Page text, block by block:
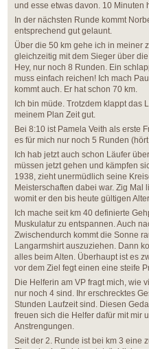
und esse etwas davon. 10 Minuten
In der nächsten Runde kommt
entsprechend gut gelaunt.
Über die 50 km gehe ich in meiner
gleichzeitig mit dem Sieger über
Hey, nur noch 8 Runden. Ein
muss einfach reichen! Ich mach
kommt auch. Er hat schon 70 km.
Ich bin müde. Trotzdem klappt das
meinem Plan Zeit gut.
Bei 8:10 ist Pamela Veith als erste
es für mich nur noch 5 Runden
Ich hab jetzt auch schon Läufer
müssen jetzt gehen und kämpfen
1938, zieht unermüdlich seine
Meisterschaften dabei war. Zig Mal
womit er den bis heute gültigen
Ich mache seit km 40 definierte
Muskulatur zu entspannen. Auch
Zwischendurch kommt die Sonne
Langarmshirt auszuziehen. Dann
alles beim Alten. Überhaupt ist es
vor dem Ziel fegt einen eine steife
Die Helferin am VP fragt mich, wie
nur noch 4 sind. Ihr erschrecktes
Stunden Laufzeit sind. Diesen
freuen sich die Helfer dafür mit mir
Anstrengungen.
Seit der 2. Runde ist bei km 3 eine